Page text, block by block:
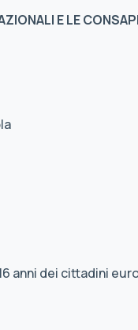
E LE
anni dei cittadini